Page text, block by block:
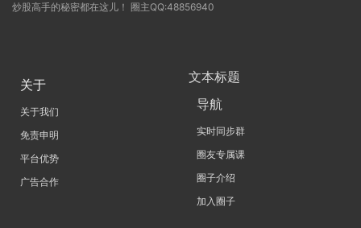
炒股高手的秘密都在这儿！ 圈主QQ:48856940
关于
关于我们
免责申明
平台优势
广告合作
文本标题
导航
实时同步群
圈友专属课
圈子介绍
加入圈子